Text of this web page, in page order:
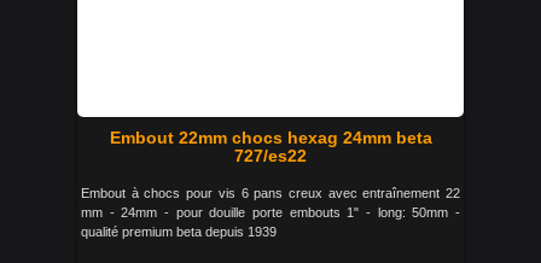
Embout 22mm chocs hexag 24mm beta
727/es22
Embout à chocs pour vis 6 pans creux avec entraînement 22
mm - 24mm - pour douille porte embouts 1" - long: 50mm -
qualité premium beta depuis 1939